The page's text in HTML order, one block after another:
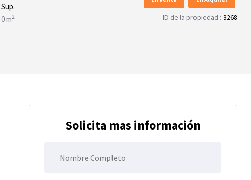
Sup.
0 m2 ID de la propiedad : 3268
Solicita mas información